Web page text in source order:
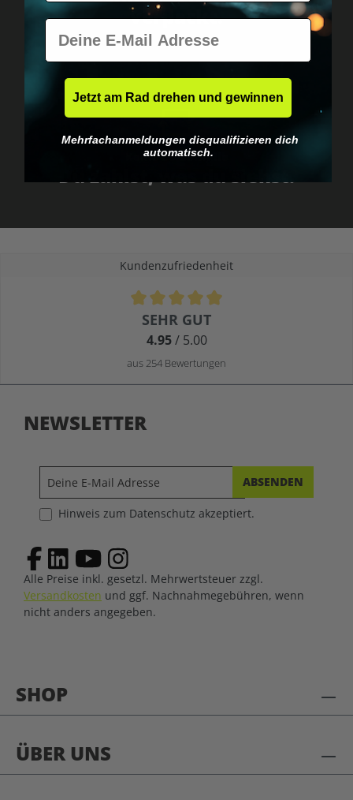
verpackt.
Keine EU-Zollfalle
Du zahlst, was du siehst.
Kundenzufriedenheit
Durchschnittliche Bewertung von 4.9 von 5 Sternen
SEHR GUT
4.95/ 5.00
aus 254 Bewertungen
SHOP
ÜBER UNS
NEWSLETTER
ABSENDEN
Hinweis zum Datenschutz akzeptiert.
Alle Preise inkl. gesetzl. Mehrwertsteuer zzgl.
Versandkosten und ggf. Nachnahmegebühren, wenn
nicht anders angegeben.
E-Mail
Jetzt am Rad drehen und gewinnen
Mehrfachanmeldungen disqualifizieren dich
automatisch.